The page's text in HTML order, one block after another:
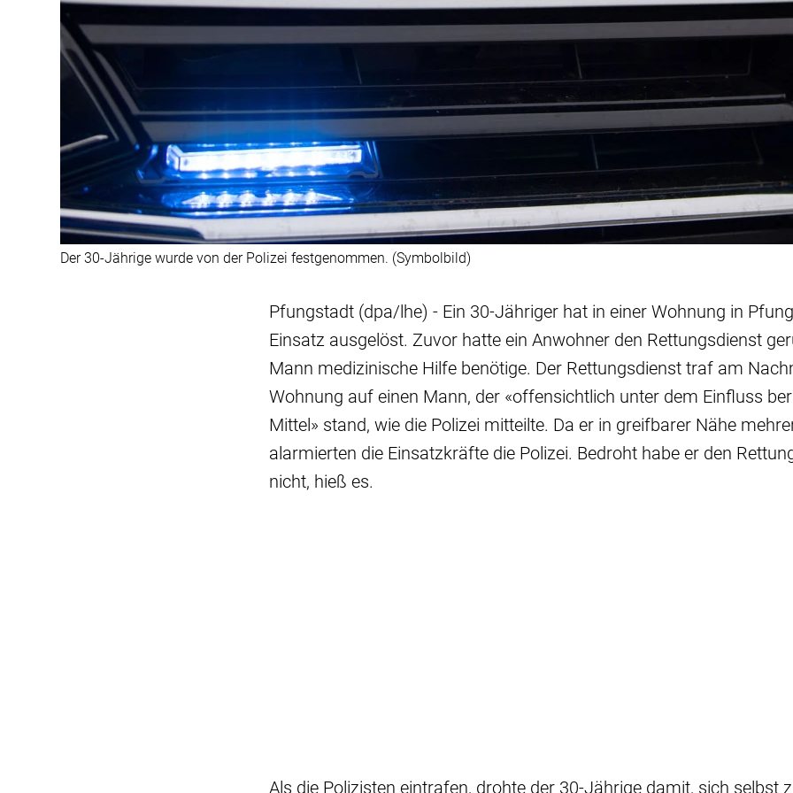
Der 30-Jährige wurde von der Polizei festgenommen. (Symbolbild)
Pfungstadt (dpa/lhe) - Ein 30-Jähriger hat in einer Wohnung in
Einsatz ausgelöst. Zuvor hatte ein Anwohner den Rettungsdienst
Mann medizinische Hilfe benötige. Der Rettungsdienst traf am
Wohnung auf einen Mann, der «offensichtlich unter dem Einfluss
Mittel» stand, wie die Polizei mitteilte. Da er in greifbarer Nähe
alarmierten die Einsatzkräfte die Polizei. Bedroht habe er den
nicht, hieß es.
Als die Polizisten eintrafen, drohte der 30-Jährige damit, sich selbst